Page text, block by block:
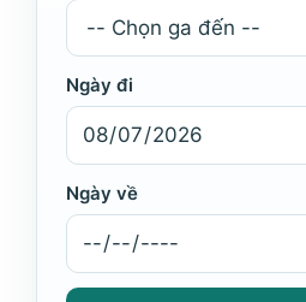
Ngày đi
Ngày về